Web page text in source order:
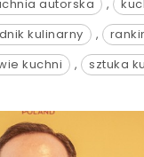
autorska ,
kulinarny ,
kuchni , sztuka